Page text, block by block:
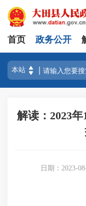
首页 政务公开
解读：2023
日期：2023-